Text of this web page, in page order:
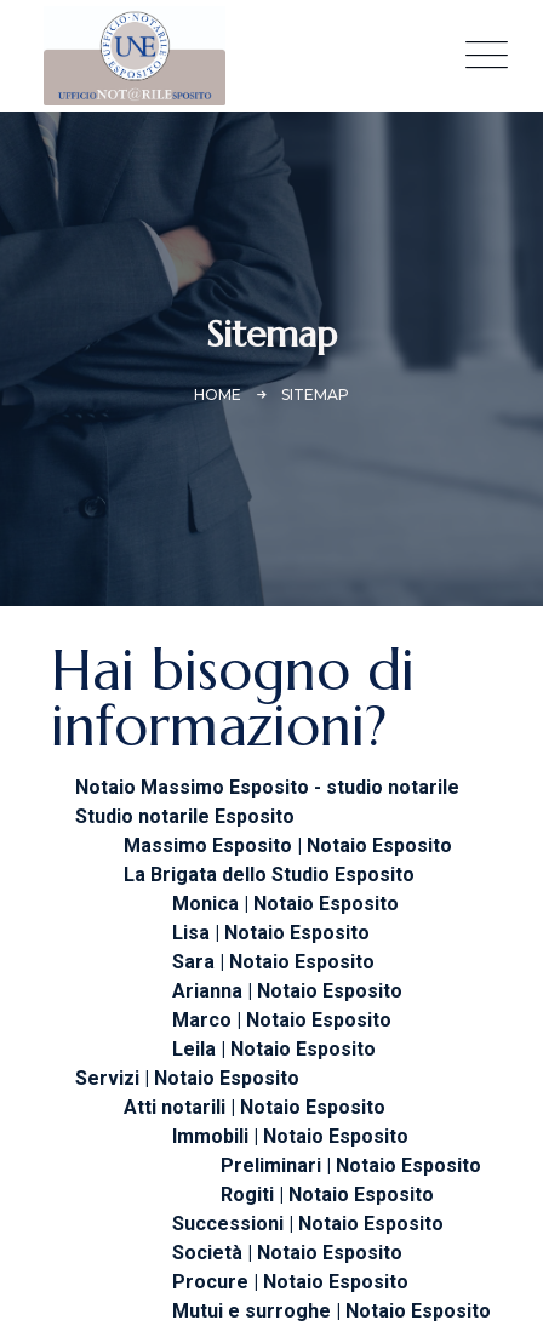
Sitemap
HOME SITEMAP
Hai bisogno di
informazioni?
Notaio Massimo Esposito - studio notarile
Studio notarile Esposito
Massimo Esposito | Notaio Esposito
La Brigata dello Studio Esposito
Monica | Notaio Esposito
Lisa | Notaio Esposito
Sara | Notaio Esposito
Arianna | Notaio Esposito
Marco | Notaio Esposito
Leila | Notaio Esposito
Servizi | Notaio Esposito
Atti notarili | Notaio Esposito
Immobili | Notaio Esposito
Preliminari | Notaio Esposito
Rogiti | Notaio Esposito
Successioni | Notaio Esposito
Società | Notaio Esposito
Procure | Notaio Esposito
Mutui e surroghe | Notaio Esposito